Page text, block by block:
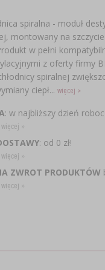
spiralna - moduł
montowany na
w pełni
z oferty firmy
spiralnej
ciepł... więcej >
: w najbliższy dzień
»
: od 0 zł!
»
ZWROT PRODUKTÓW
»